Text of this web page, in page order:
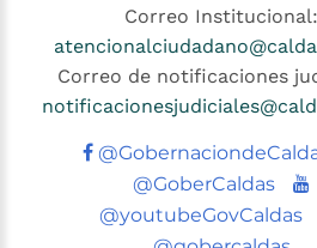
Correo Institucional:
Correo de notificaciones
@GoberCaldas
@youtubeGovCaldas